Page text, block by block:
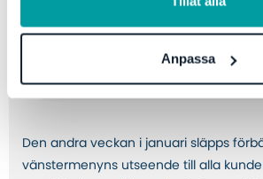
Anpassa
Den andra veckan i januari släpps
vänstermenyns utseende till alla